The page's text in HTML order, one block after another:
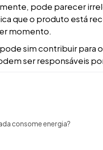
pode parecer
que o produto está
momento.
sim contribuir para
ser responsáveis
consome energia?